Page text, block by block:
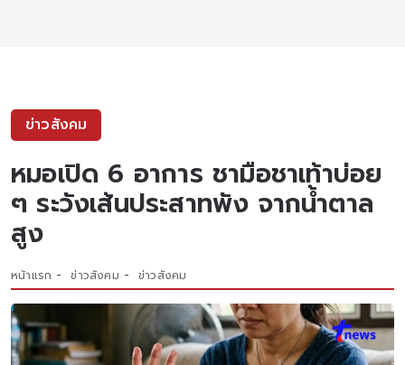
ข่าวสังคม
หมอเปิด 6 อาการ ชามือชาเท้าบ่อย
ๆ ระวังเส้นประสาทพัง จากน้ำตาล
สูง
หน้าแรก ข่าวสังคม ข่าวสังคม